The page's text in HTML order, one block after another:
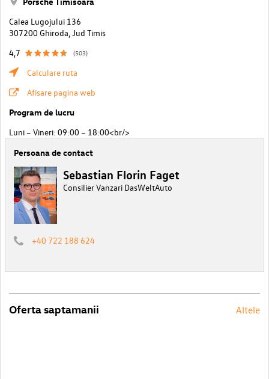
Calea Lugojului 136
307200 Ghiroda, Jud Timis
4,7
(503)
Calculare ruta
Afisare pagina web
Program de lucru
Luni – Vineri: 09:00 – 18:00<br/>
Persoana de contact
Sebastian Florin Faget
Consilier Vanzari DasWeltAuto
+40 722 188 624
Oferta saptamanii Altele